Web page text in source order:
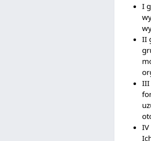
I
II
III